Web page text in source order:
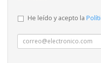
He leído y acepto la